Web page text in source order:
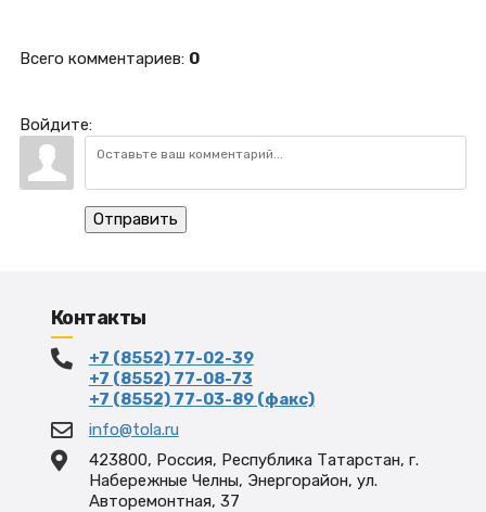
Всего комментариев: 0
Войдите:
Отправить
Контакты
+7 (8552) 77-02-39
+7 (8552) 77-08-73
+7 (8552) 77-03-89 (факс)
info@tola.ru
423800, Россия, Республика Татарстан, г.
Набережные Челны, Энергорайон, ул.
Авторемонтная, 37